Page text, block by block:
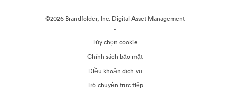
©2026 Brandfolder, Inc. Digital Asset Management
·
Tùy chọn cookie
Chính sách bảo mật
Điều khoản dịch vụ
Trò chuyện trực tiếp